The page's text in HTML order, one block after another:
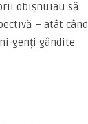
obișnuiau să
– atât când
genți gândite